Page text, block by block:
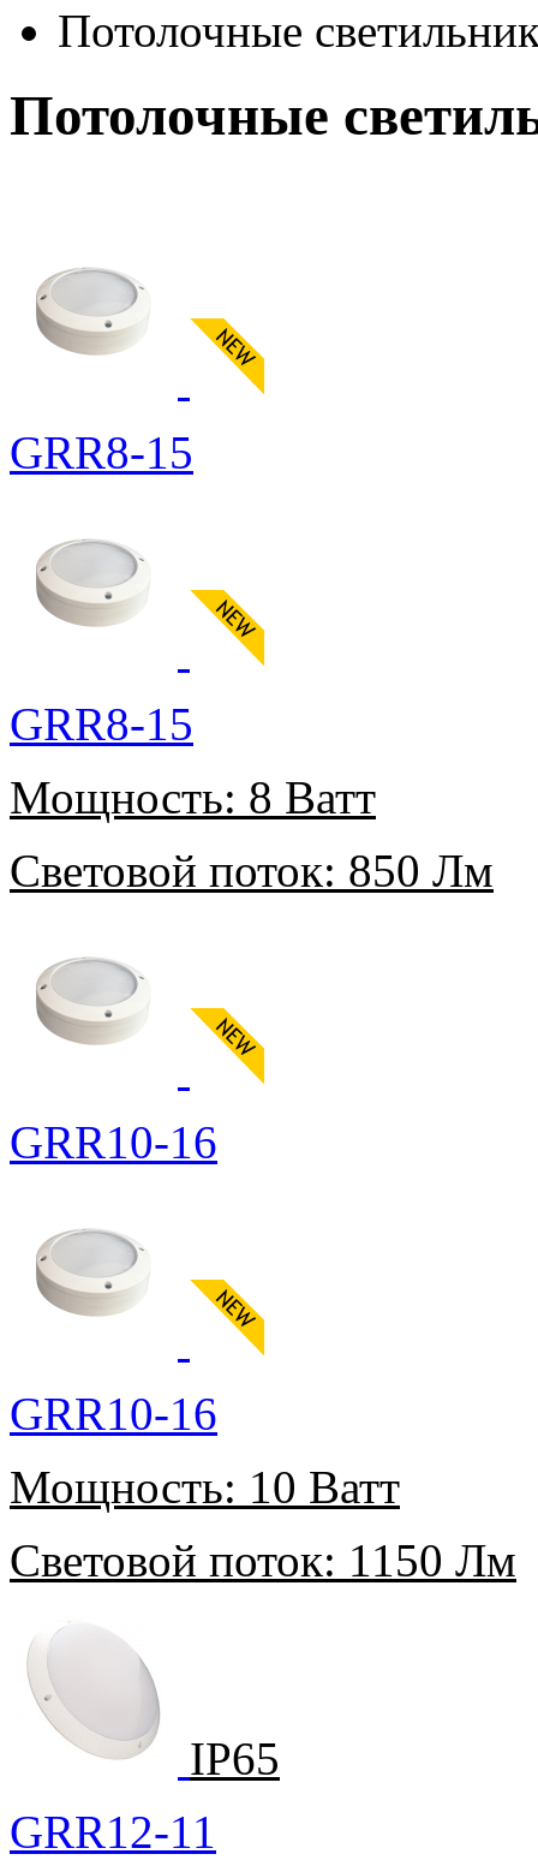
Потолочные
Потолочные
GRR8-15
GRR8-15
Мощность: 8 Ватт
Световой поток: 850 Лм
GRR10-16
GRR10-16
Мощность: 10 Ватт
Световой поток: 1150 Лм
IP65
GRR12-11